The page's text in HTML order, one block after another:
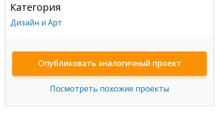
Категория
Дизайн и Арт
Опубликовать аналогичный проект
Посмотреть похожие проекты